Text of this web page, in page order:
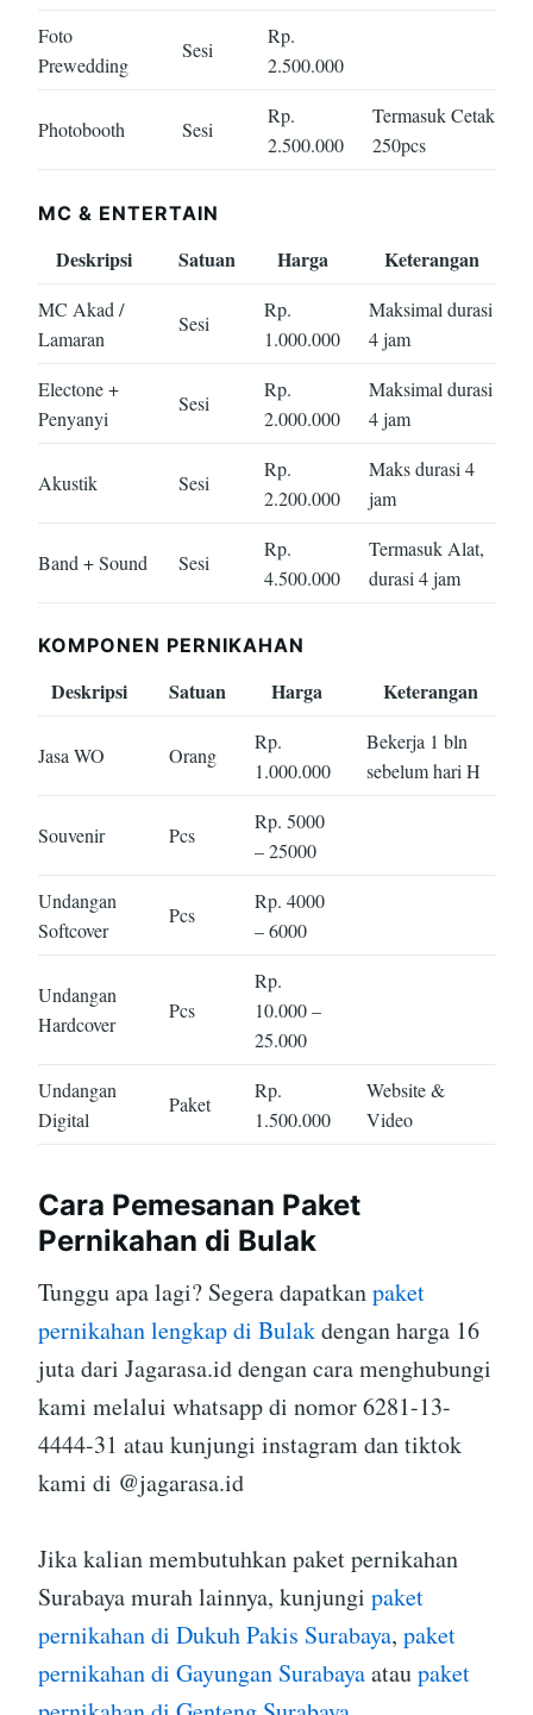
Foto
Prewedding
Sesi
Rp.
2.500.000
Photobooth Sesi
Rp.
2.500.000
Termasuk Cetak
250pcs
MC & ENTERTAIN
Deskripsi Satuan Harga Keterangan
MC Akad /
Lamaran
Sesi
Rp.
1.000.000
Maksimal durasi
4 jam
Electone +
Penyanyi
Sesi
Rp.
2.000.000
Maksimal durasi
4 jam
Akustik Sesi
Rp.
2.200.000
Maks durasi 4
jam
Band + Sound Sesi
Rp.
4.500.000
Termasuk Alat,
durasi 4 jam
KOMPONEN PERNIKAHAN
Deskripsi Satuan Harga Keterangan
Jasa WO Orang
Rp.
1.000.000
Bekerja 1 bln
sebelum hari H
Souvenir Pcs
Rp. 5000
– 25000
Undangan
Softcover
Pcs
Rp. 4000
– 6000
Undangan
Hardcover
Pcs
Rp.
10.000 –
25.000
Undangan
Digital
Paket
Rp.
1.500.000
Website &
Video
Cara Pemesanan Paket
Pernikahan di Bulak
Tunggu apa lagi? Segera dapatkanpaket
pernikahan lengkap di Bulakdengan harga 16
juta dari Jagarasa.id dengan cara menghubungi
kami melalui whatsapp di nomor 6281-13-
4444-31 atau kunjungi instagram dan tiktok
kami di @jagarasa.id
Jika kalian membutuhkan paket pernikahan
Surabaya murah lainnya, kunjungi paket
pernikahan di Dukuh Pakis Surabaya, paket
pernikahan di Gayungan Surabayaataupaket